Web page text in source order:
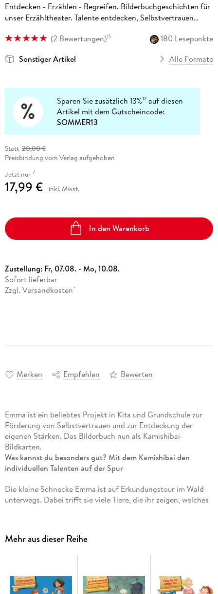
Entdecken - Erzählen - Begreifen. Bilderbuchgeschichten für
unser Erzähltheater. Talente entdecken, Selbstvertrauen
(2 Bewertungen)15
180 Lesepunkte
Sonstiger Artikel
Alle Formate
Sparen Sie zusätzlich 13%12 auf diesen
Artikel mit dem Gutscheincode:
SOMMER13
Statt 20,00 €
Preisbindung vom Verlag aufgehoben
Jetzt nur 7
17,99 € inkl. Mwst.
In den Warenkorb
Zustellung: Fr, 07.08. - Mo, 10.08.
Sofort lieferbar
Zzgl. Versandkosten *
Merken Empfehlen Bewerten
Emma ist ein beliebtes Projekt in Kita und Grundschule zur
Förderung von Selbstvertrauen und zur Entdeckung der
eigenen Stärken. Das Bilderbuch nun als Kamishibai-
Bildkarten.
Was kannst du besonders gut? Mit dem Kamishibai den
individuellen Talenten auf der Spur
Die kleine Schnecke Emma ist auf Erkundungstour im Wald
unterwegs. Dabei trifft sie viele Tiere, die ihr zeigen, welches
Mit dieser Bilderbuchgeschichte für das Erzähltheater
stärken.
Mehr aus dieser Reihe